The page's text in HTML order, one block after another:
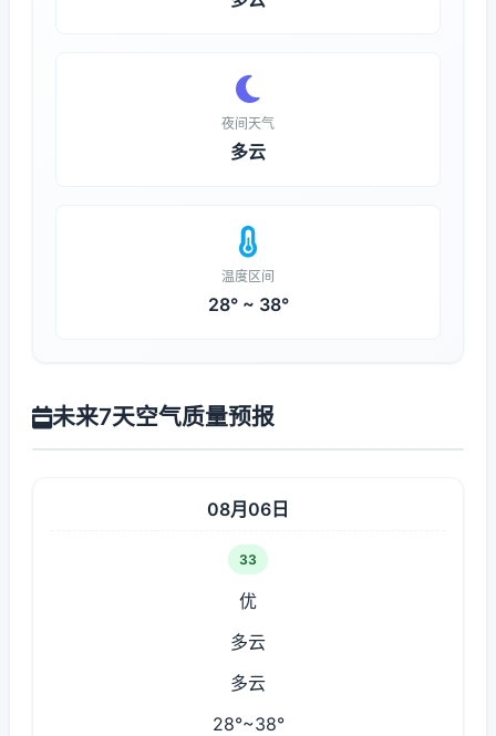
夜间天气
多云
温度区间
28° ~ 38°
未来7天空气质量预报
08月06日
33
优
多云
多云
28°~38°